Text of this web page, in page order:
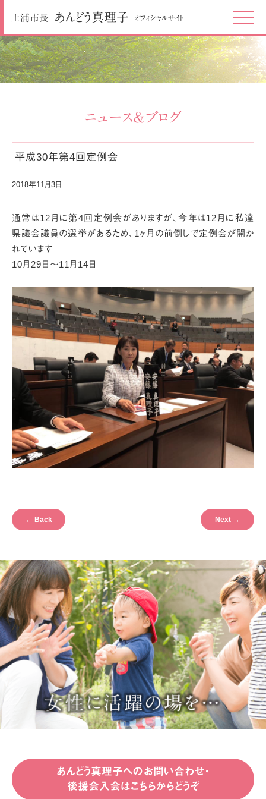
土浦市長 あんどう真理子 オフィシャルサイト Click
ニュース＆ブログ
平成30年第4回定例会
2018年11月3日
通常は12月に第4回定例会がありますが、今年は12月に私達
県議会議員の選挙があるため、1ヶ月の前倒しで定例会が開か
れています
10月29日〜11月14日
← Back Next →
あんどう真理子へのお問い合わせ・
後援会入会はこちらからどうぞ